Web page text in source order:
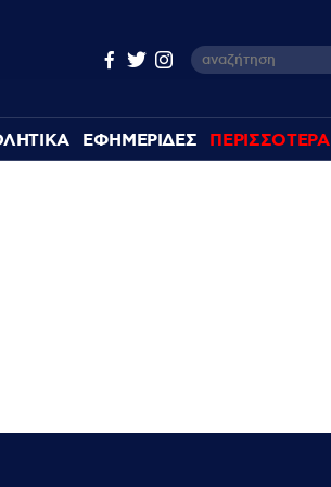
ΕΦΗΜΕΡΙΔΕΣ ΠΕΡΙΣΣΟΤΕΡΑ